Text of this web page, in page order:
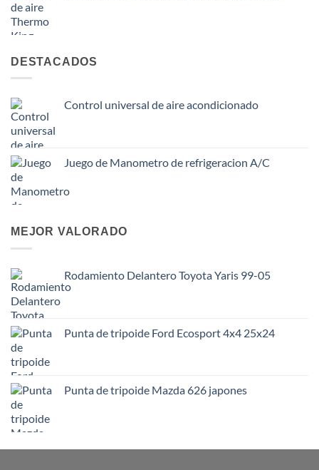
DESTACADOS
Control universal de aire acondicionado
Juego de Manometro de refrigeracion A/C
MEJOR VALORADO
Rodamiento Delantero Toyota Yaris 99-05
Punta de tripoide Ford Ecosport 4x4 25x24
Punta de tripoide Mazda 626 japones